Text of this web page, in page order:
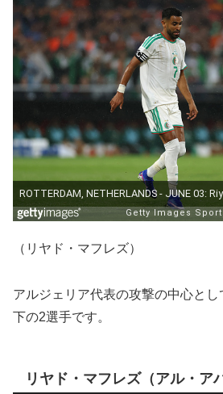
（リヤド・マフレズ）
アルジェリア代表の攻撃の中心と
下の2選手です。
リヤド・マフレズ（アル・ア